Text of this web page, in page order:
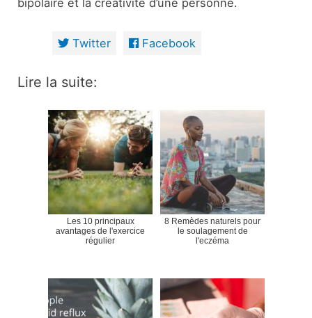
bipolaire et la créativité d’une personne.
Twitter Facebook
Lire la suite:
Les 10 principaux
avantages de l'exercice
régulier
8 Remèdes naturels pour
le soulagement de
l'eczéma